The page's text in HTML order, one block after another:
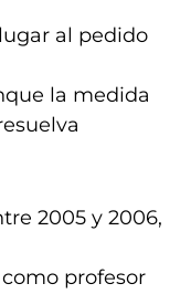
al pedido
la medida
2005 y 2006,
profesor